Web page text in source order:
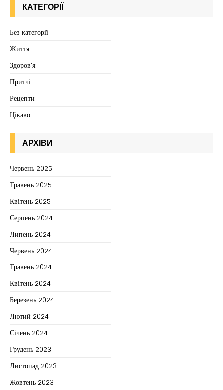
КАТЕГОРІЇ
Без категорії
Життя
Здоров'я
Притчі
Рецепти
Цікаво
АРХІВИ
Червень 2025
Травень 2025
Квітень 2025
Серпень 2024
Липень 2024
Червень 2024
Травень 2024
Квітень 2024
Березень 2024
Лютий 2024
Січень 2024
Грудень 2023
Листопад 2023
Жовтень 2023